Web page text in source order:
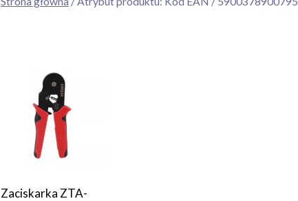
Zaciskarka ZTA-